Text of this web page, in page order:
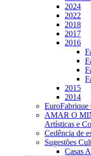
2024
2022
2018
2017
2016
2015
2014
EuroFabrique
AMAR O
Artísticas e
Cedência de
Sugestões
Casas